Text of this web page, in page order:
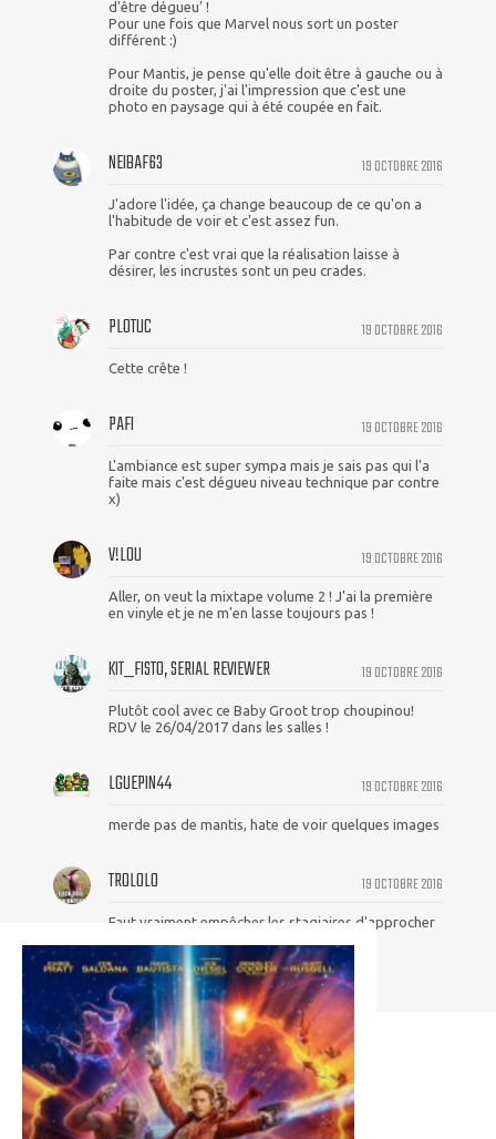
d'être dégueu' !
Pour une fois que Marvel nous sort un poster
différent :)
Pour Mantis, je pense qu'elle doit être à gauche ou à
droite du poster, j'ai l'impression que c'est une
photo en paysage qui à été coupée en fait.
19 OCTOBRE 2016
NEIBAF63
J'adore l'idée, ça change beaucoup de ce qu'on a
l'habitude de voir et c'est assez fun.
Par contre c'est vrai que la réalisation laisse à
désirer, les incrustes sont un peu crades.
19 OCTOBRE 2016
PLOTUC
Cette crête !
19 OCTOBRE 2016
PAFI
L'ambiance est super sympa mais je sais pas qui l'a
faite mais c'est dégueu niveau technique par contre
x)
19 OCTOBRE 2016
V!L0U
Aller, on veut la mixtape volume 2 ! J'ai la première
en vinyle et je ne m'en lasse toujours pas !
19 OCTOBRE 2016
KIT_FISTO, SERIAL REVIEWER
Plutôt cool avec ce Baby Groot trop choupinou!
RDV le 26/04/2017 dans les salles !
19 OCTOBRE 2016
LGUEPIN44
merde pas de mantis, hate de voir quelques images
19 OCTOBRE 2016
TROLOLO
Faut vraiment empêcher les stagiaires d'approcher